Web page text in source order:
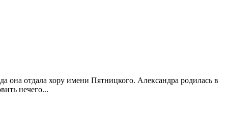
отдала хору имени Пятницкого. Александра родилась в
нечего...